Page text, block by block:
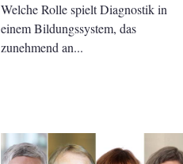
Welche Rolle spielt Diagnostik in
einem Bildungssystem, das
zunehmend an